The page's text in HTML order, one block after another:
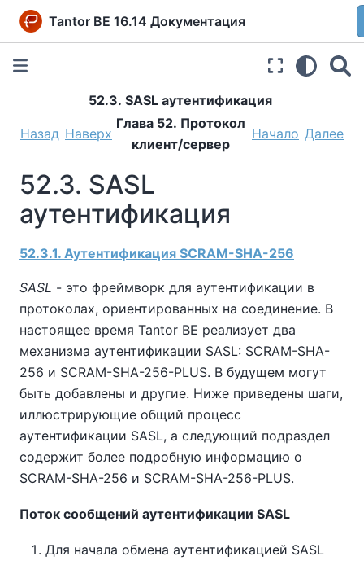
Tantor BE 16.14 Документация
52.3. SASL аутентификация
Назад Наверх
Глава 52. Протокол
клиент/сервер
Начало Далее
52.3. SASL
аутентификация
52.3.1. Аутентификация SCRAM-SHA-256
SASL - это фреймворк для аутентификации в
протоколах, ориентированных на соединение. В
настоящее время Tantor BE реализует два
механизма аутентификации SASL: SCRAM-SHA-
256 и SCRAM-SHA-256-PLUS. В будущем могут
быть добавлены и другие. Ниже приведены шаги,
иллюстрирующие общий процесс
аутентификации SASL, а следующий подраздел
содержит более подробную информацию о
SCRAM-SHA-256 и SCRAM-SHA-256-PLUS.
Поток сообщений аутентификации SASL
Для начала обмена аутентификацией SASL